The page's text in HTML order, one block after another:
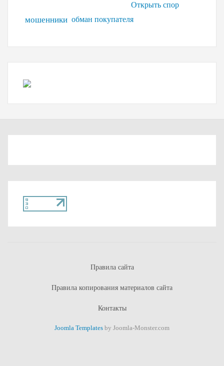
Открыть спор
мошенники обман покупателя
Правила сайта
Правила копирования материалов сайта
Контакты
Joomla Templates by Joomla-Monster.com